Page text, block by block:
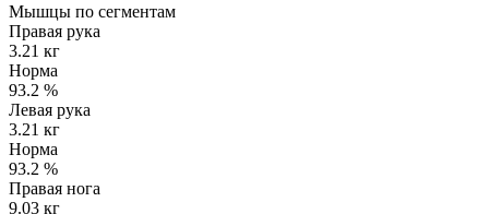
Мышцы по сегментам
Правая рука
3.21 кг
Норма
93.2 %
Левая рука
3.21 кг
Норма
93.2 %
Правая нога
9.03 кг